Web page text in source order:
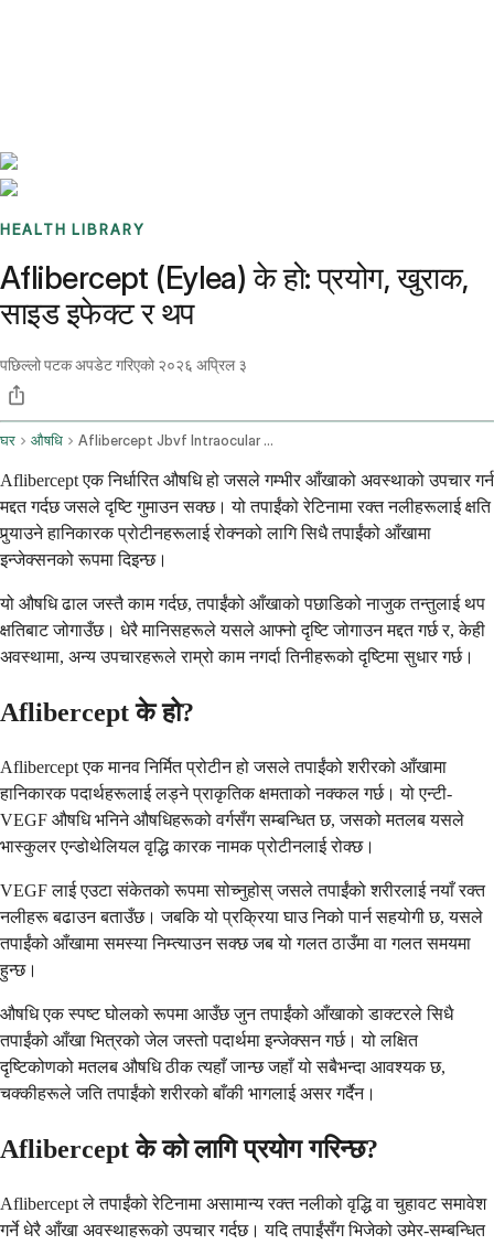
HEALTH LIBRARY
Aflibercept (Eylea) के हो: प्रयोग, खुराक,
साइड इफेक्ट र थप
पछिल्लो पटक अपडेट गरिएको २०२६ अप्रिल ३
घर औषधि Aflibercept Jbvf Intraocular Route
Aflibercept एक निर्धारित औषधि हो जसले गम्भीर आँखाको अवस्थाको उपचार गर्न
मद्दत गर्दछ जसले दृष्टि गुमाउन सक्छ। यो तपाईंको रेटिनामा रक्त नलीहरूलाई क्षति
पुर्‍याउने हानिकारक प्रोटीनहरूलाई रोक्नको लागि सिधै तपाईंको आँखामा
इन्जेक्सनको रूपमा दिइन्छ।
यो औषधि ढाल जस्तै काम गर्दछ, तपाईंको आँखाको पछाडिको नाजुक तन्तुलाई थप
क्षतिबाट जोगाउँछ। धेरै मानिसहरूले यसले आफ्नो दृष्टि जोगाउन मद्दत गर्छ र, केही
अवस्थामा, अन्य उपचारहरूले राम्रो काम नगर्दा तिनीहरूको दृष्टिमा सुधार गर्छ।
Aflibercept के हो?
Aflibercept एक मानव निर्मित प्रोटीन हो जसले तपाईंको शरीरको आँखामा
हानिकारक पदार्थहरूलाई लड्ने प्राकृतिक क्षमताको नक्कल गर्छ। यो एन्टी-
VEGF औषधि भनिने औषधिहरूको वर्गसँग सम्बन्धित छ, जसको मतलब यसले
भास्कुलर एन्डोथेलियल वृद्धि कारक नामक प्रोटीनलाई रोक्छ।
VEGF लाई एउटा संकेतको रूपमा सोच्नुहोस् जसले तपाईंको शरीरलाई नयाँ रक्त
नलीहरू बढाउन बताउँछ। जबकि यो प्रक्रिया घाउ निको पार्न सहयोगी छ, यसले
तपाईंको आँखामा समस्या निम्त्याउन सक्छ जब यो गलत ठाउँमा वा गलत समयमा
हुन्छ।
औषधि एक स्पष्ट घोलको रूपमा आउँछ जुन तपाईंको आँखाको डाक्टरले सिधै
तपाईंको आँखा भित्रको जेल जस्तो पदार्थमा इन्जेक्सन गर्छ। यो लक्षित
दृष्टिकोणको मतलब औषधि ठीक त्यहाँ जान्छ जहाँ यो सबैभन्दा आवश्यक छ,
चक्कीहरूले जति तपाईंको शरीरको बाँकी भागलाई असर गर्दैन।
Aflibercept के को लागि प्रयोग गरिन्छ?
Aflibercept ले तपाईंको रेटिनामा असामान्य रक्त नलीको वृद्धि वा चुहावट समावेश
गर्ने धेरै आँखा अवस्थाहरूको उपचार गर्दछ। यदि तपाईंसँग भिजेको उमेर-सम्बन्धित